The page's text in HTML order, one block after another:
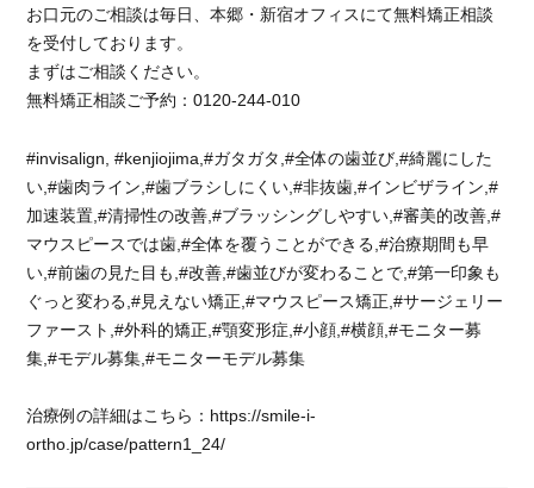
る
に
お口元のご相談は毎日、本郷・新宿オフィスにて無料矯正相談
を受付しております。
まずはご相談ください。
無料矯正相談ご予約：0120-244-010
#invisalign, #kenjiojima,#ガタガタ,#全体の歯並び,#綺麗にした
い,#歯肉ライン,#歯ブラシしにくい,#非抜歯,#インビザライン,#
加速装置,#清掃性の改善,#ブラッシングしやすい,#審美的改善,#
マウスピースでは歯,#全体を覆うことができる,#治療期間も早
い,#前歯の見た目も,#改善,#歯並びが変わることで,#第一印象も
ぐっと変わる,#見えない矯正,#マウスピース矯正,#サージェリー
ファースト,#外科的矯正,#顎変形症,#小顔,#横顔,#モニター募
集,#モデル募集,#モニターモデル募集
治療例の詳細はこちら：https://smile-i-
ortho.jp/case/pattern1_24/